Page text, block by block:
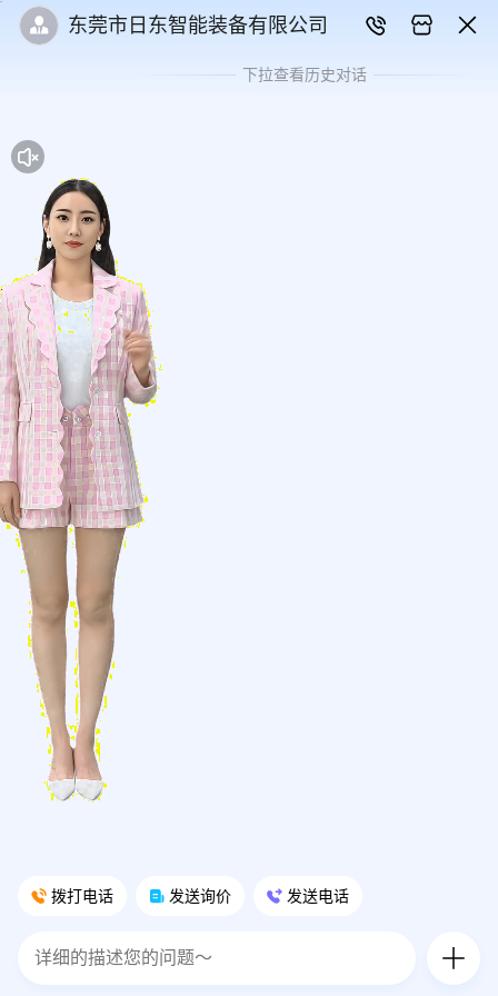
东莞市日东智能装备有限公司
下拉查看历史对话
拨打电话 发送询价 发送电话